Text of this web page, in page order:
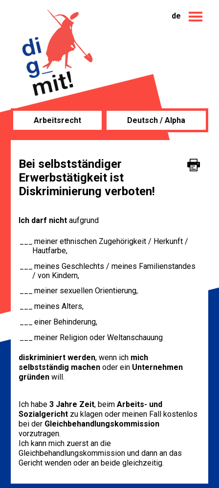
de
Arbeitsrecht Deutsch / Alpha
Bei selbstständiger
Erwerbstätigkeit ist
Diskriminierung verboten!
Ich darf nicht aufgrund
meiner ethnischen Zugehörigkeit / Herkunft /
Hautfarbe,
meines Geschlechts / meines Familienstandes
/ von Kindern,
meiner sexuellen Orientierung,
meines Alters,
einer Behinderung,
meiner Religion oder Weltanschauung
diskriminiert werden, wenn ich mich
selbstständig machen oder ein Unternehmen
gründen will.
Ich habe3 Jahre Zeit, beimArbeits- und
Sozialgericht zu klagen oder meinen Fall kostenlos
bei der Gleichbehandlungskommission
vorzutragen.
Ich kann mich zuerst an die
Gleichbehandlungskommission und dann an das
Gericht wenden oder an beide gleichzeitig.